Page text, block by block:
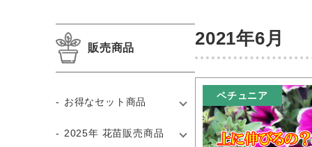
2021年6月
ペチュニア
販売商品
お得なセット商品
2025年 花苗販売商品